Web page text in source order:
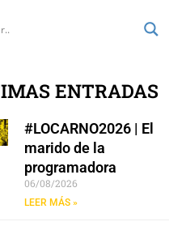
ENTRADAS
#LOCARNO2026 | El
marido de la
programadora
06/08/2026
LEER MÁS »